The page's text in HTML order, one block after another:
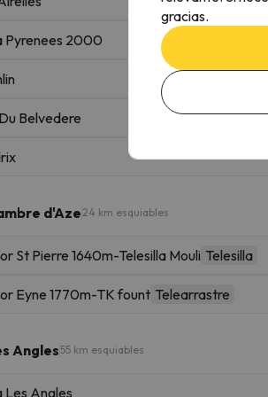
Pyrenees 2000
Belvedere
d'Aze 24 km esquiables
St Pierre 1640m-Telesilla Mouli Telesilla
Eyne 1770m-TK fount Telearrastre
Angles 55 km esquiables
Les Angles
gracias.